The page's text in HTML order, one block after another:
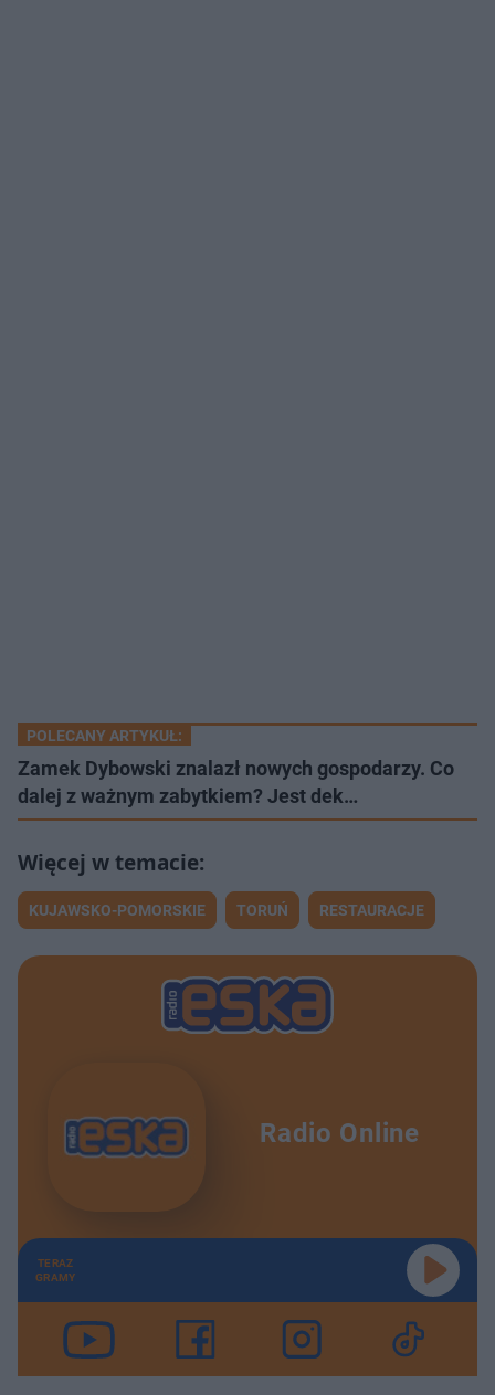
POLECANY ARTYKUŁ:
Zamek Dybowski znalazł nowych gospodarzy. Co
dalej z ważnym zabytkiem? Jest dek…
KUJAWSKO-POMORSKIE TORUŃ RESTAURACJE
Radio Online
TERAZ
GRAMY